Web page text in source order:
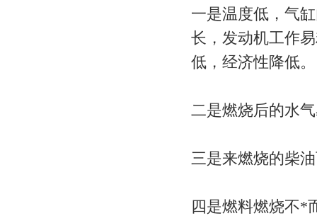
一是温度低，气
长，发动机工作
低，经济性降低。
二是燃烧后的水
三是来燃烧的柴
四是燃料燃烧不*